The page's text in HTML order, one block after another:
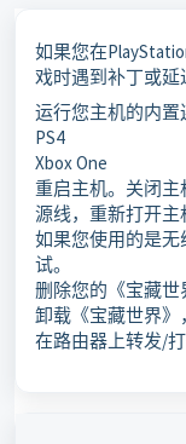
如果您在
戏时遇到补丁或延
运行您主机的内置
PS4
Xbox One
重启主机。关闭主
源线，重新打开主
如果您使用的是
试。
删除您的《宝藏世
卸载《宝藏世界》
在路由器上转发/打